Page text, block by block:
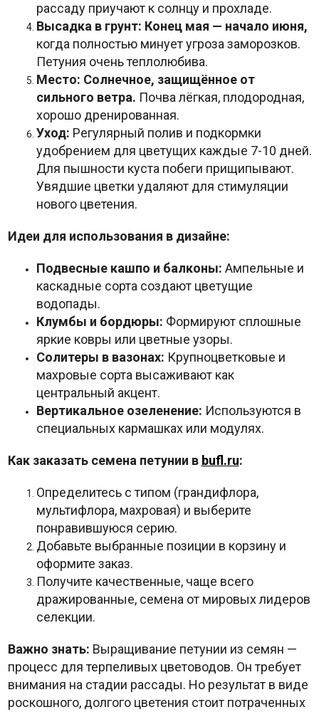
рассаду приучают к солнцу и прохладе.
Высадка в грунт: Конец мая — начало июня,
когда полностью минует угроза заморозков.
Петуния очень теплолюбива.
Место: Солнечное, защищённое от
сильного ветра. Почва лёгкая, плодородная,
хорошо дренированная.
Уход: Регулярный полив и подкормки
удобрением для цветущих каждые 7-10 дней.
Для пышности куста побеги прищипывают.
Увядшие цветки удаляют для стимуляции
нового цветения.
Идеи для использования в дизайне:
Подвесные кашпо и балконы: Ампельные и
каскадные сорта создают цветущие
водопады.
Клумбы и бордюры: Формируют сплошные
яркие ковры или цветные узоры.
Солитеры в вазонах: Крупноцветковые и
махровые сорта высаживают как
центральный акцент.
Вертикальное озеленение: Используются в
специальных кармашках или модулях.
Как заказать семена петунии в bufl.ru:
Определитесь с типом (грандифлора,
мультифлора, махровая) и выберите
понравившуюся серию.
Добавьте выбранные позиции в корзину и
оформите заказ.
Получите качественные, чаще всего
дражированные, семена от мировых лидеров
селекции.
Важно знать: Выращивание петунии из семян —
процесс для терпеливых цветоводов. Он требует
внимания на стадии рассады. Но результат в виде
роскошного, долгого цветения стоит потраченных